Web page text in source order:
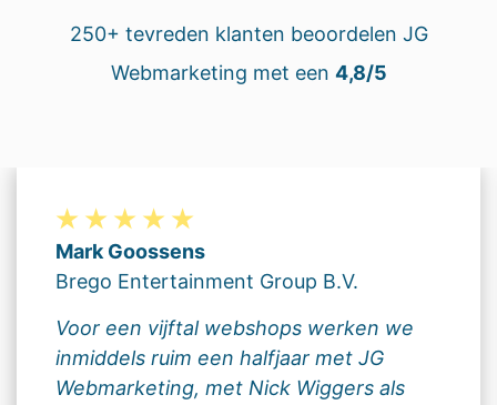
250+ tevreden klanten beoordelen JG
Webmarketing met een 4,8/5
Mark Goossens
Brego Entertainment Group B.V.
Voor een vijftal webshops werken we
inmiddels ruim een halfjaar met JG
Webmarketing, met Nick Wiggers als